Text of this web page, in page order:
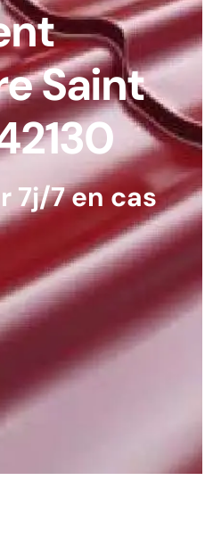
Saint
7j/7 en cas